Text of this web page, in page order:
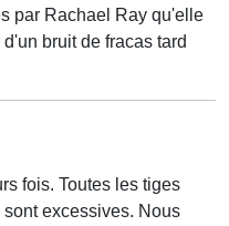
par Rachael Ray qu'elle
bruit de fracas tard
fois. Toutes les tiges
excessives. Nous